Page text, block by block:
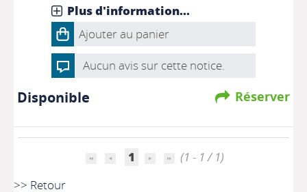
Plus d'information...
Ajouter au panier
Aucun avis sur cette notice.
Réserver
Disponible
1
(1 - 1 / 1)
>> Retour